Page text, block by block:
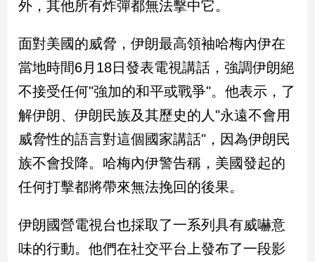
國
社
地
方
新
冠
病
專
區
南
台
外，其他所有炸彈都無法擊中它。
面對美國的威脅，伊朗最高領袖哈梅內伊在
當地時間6月18日發表電視講話，強調伊朗絕
不接受任何"強加的和平或戰爭"。他表示，了
解伊朗、伊朗民族及其歷史的人"永遠不會用
威脅性的語言對這個國家講話"，因為伊朗民
族不會投降。哈梅內伊警告稱，美國發起的
任何打擊都將帶來無法挽回的後果。
伊朗國營電視台也採取了一系列具有威嚇意
味的行動。他們在社交平台上發布了一段影